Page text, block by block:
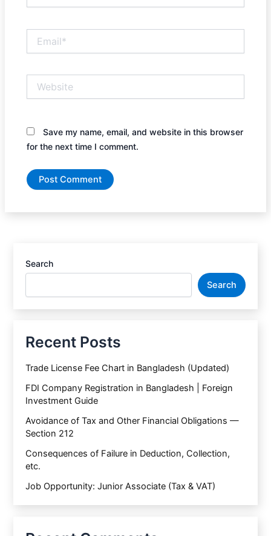
Save my name, email, and website in this browser
for the next time I comment.
Search
Search
Recent Posts
Trade License Fee Chart in Bangladesh (Updated)
FDI Company Registration in Bangladesh | Foreign
Investment Guide
Avoidance of Tax and Other Financial Obligations —
Section 212
Consequences of Failure in Deduction, Collection,
etc.
Job Opportunity: Junior Associate (Tax & VAT)